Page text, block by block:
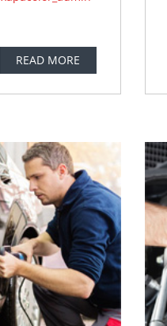
READ MORE
25
JUN
No hay
comentarios